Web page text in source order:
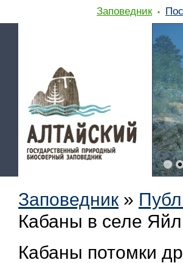
Заповедник
Заповедник »
Кабаны в селе
Кабаны потомки